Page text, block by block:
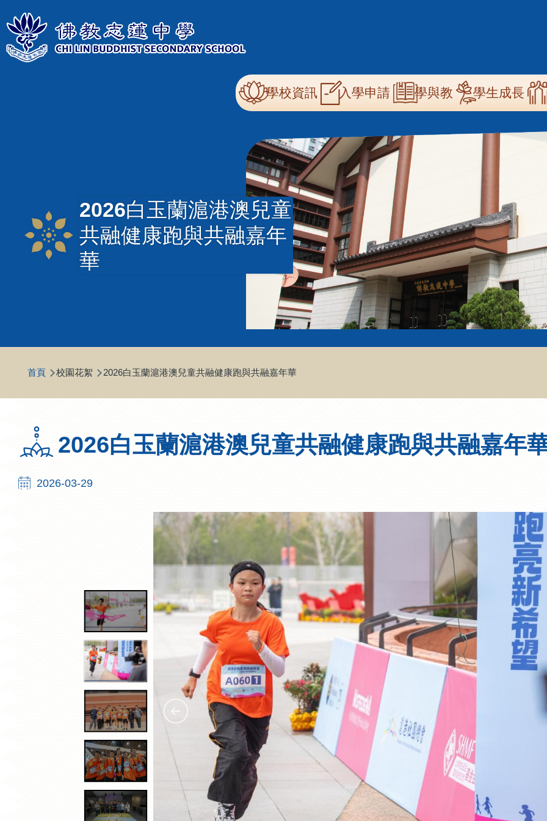
移至主內容
Main
navigation
學校資訊 入學申請 學與教 學生成長
2026白玉蘭滬港澳兒童
共融健康跑與共融嘉年
華
航
連
結
首頁 校園花絮 2026白玉蘭滬港澳兒童共融健康跑與共融嘉年華
2026白玉蘭滬港澳兒童共融健康跑與共融嘉年
2026-03-29